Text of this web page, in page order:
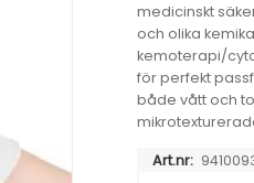
medicinskt
och olika
kemoterapi/
för perfekt
både vått och
Art.nr: